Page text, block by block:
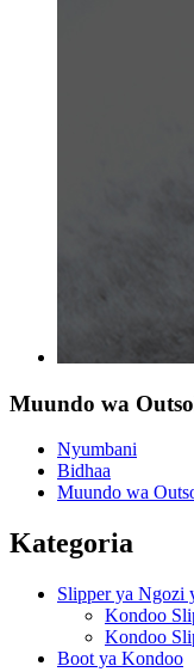
Muundo wa
Nyumbani
Bidhaa
Muundo wa
Kategoria
Slipper ya Ngozi
Kondoo
Kondoo
Boot ya Kondoo